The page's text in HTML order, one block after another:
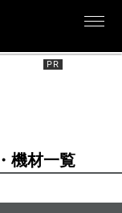
機材一覧